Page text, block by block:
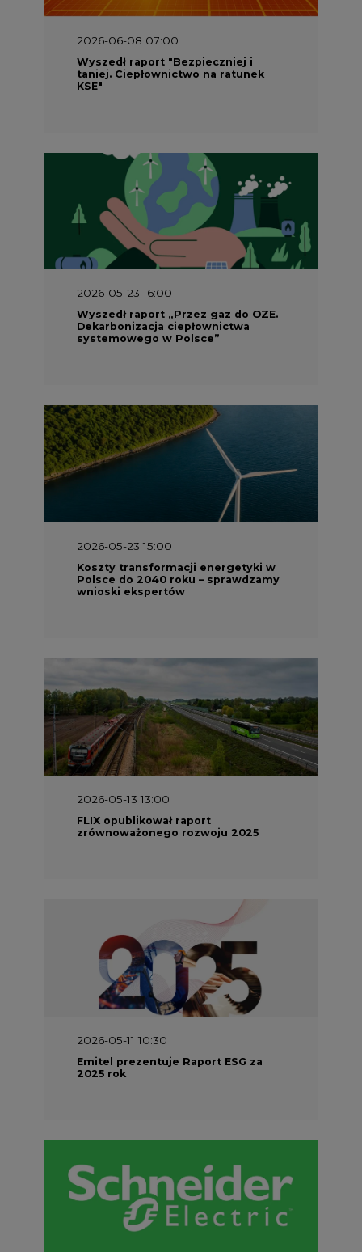
2026-06-08 07:00
Wyszedł raport "Bezpieczniej i
taniej. Ciepłownictwo na ratunek
KSE"
2026-05-23 16:00
Wyszedł raport „Przez gaz do OZE.
Dekarbonizacja ciepłownictwa
systemowego w Polsce”
2026-05-23 15:00
Koszty transformacji energetyki w
Polsce do 2040 roku – sprawdzamy
wnioski ekspertów
2026-05-13 13:00
FLIX opublikował raport
zrównoważonego rozwoju 2025
2026-05-11 10:30
Emitel prezentuje Raport ESG za
2025 rok